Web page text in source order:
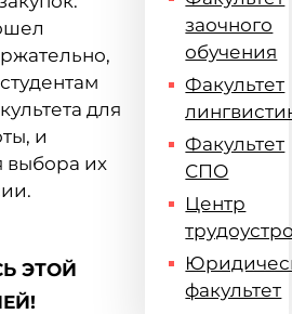
для
и
выбора их
ЭТОЙ
заочного
обучения
Факультет
Факультет
СПО
Центр
факультет